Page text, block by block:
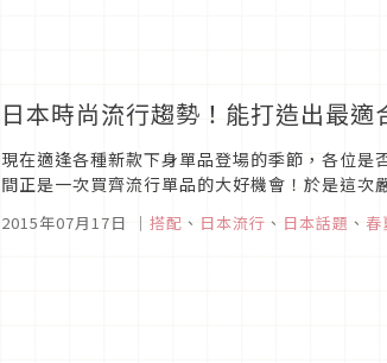
日本時尚流行趨勢！能打造出最
現在適逢各種新款下身單品登場的季節，各位
間正是一次買齊流行單品的大好機會！於是這
2015年07月17日 ｜ 搭配 、 日本流行 、 日本話題 、 春